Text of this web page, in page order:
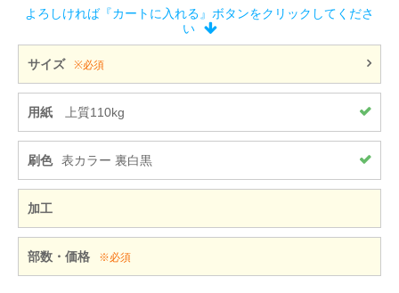
よろしければ『カートに入れる』ボタンをクリックしてくださ
い
サイズ ※必須
用紙 上質110kg
刷色 表カラー 裏白黒
加工
部数・価格 ※必須